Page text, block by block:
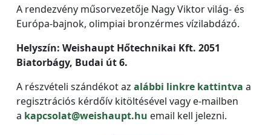
A rendezvény műsorvezetője Nagy Viktor világ- és
Európa-bajnok, olimpiai bronzérmes vízilabdázó.
Helyszín: Weishaupt Hőtechnikai Kft. 2051
Biatorbágy, Budai út 6.
A részvételi szándékot az alábbi linkre kattintva a
regisztrációs kérdőív kitöltésével vagy e-mailben
a kapcsolat@weishaupt.hu email kell jelezni.